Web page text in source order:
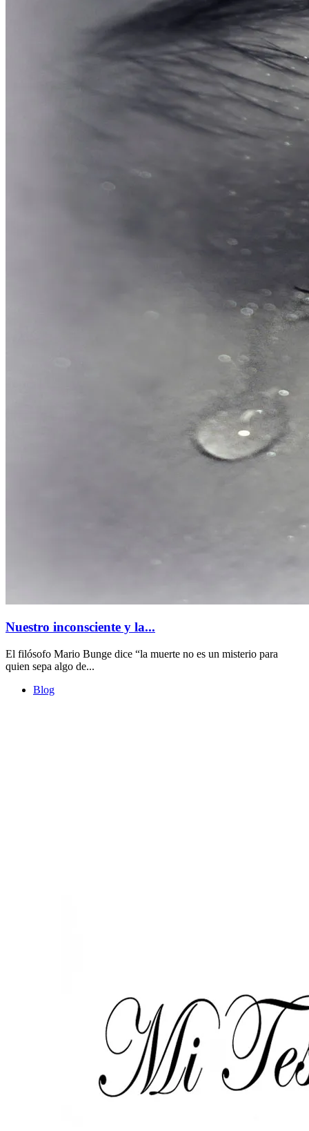
Nuestro inconsciente y la...
El filósofo Mario Bunge dice “la muerte no es un misterio para
quien sepa algo de...
Blog